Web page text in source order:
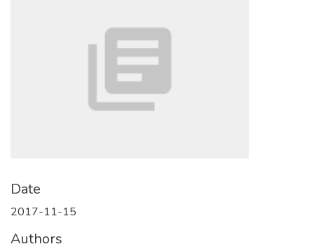
Date
2017-11-15
Authors